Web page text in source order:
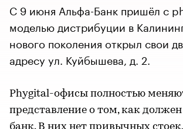
С 9 июня Альфа-Банк пришёл с
моделью дистрибуции в
нового поколения открыл свои
адресу ул. Куйбышева, д. 2.
Phygital-офисы полностью
представление о том, как